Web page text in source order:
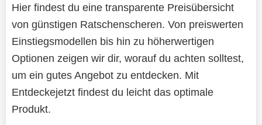
Hier findest du eine transparente Preisübersicht
von günstigen Ratschenscheren. Von preiswerten
Einstiegsmodellen bis hin zu höherwertigen
Optionen zeigen wir dir, worauf du achten solltest,
um ein gutes Angebot zu entdecken. Mit
Entdeckejetzt findest du leicht das optimale
Produkt.